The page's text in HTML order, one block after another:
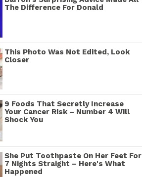
The Difference For Donald
This Photo Was Not Edited, Look
Closer
9 Foods That Secretly Increase
Your Cancer Risk – Number 4 Will
Shock You
She Put Toothpaste On Her Feet For
7 Nights Straight – Here's What
Happened